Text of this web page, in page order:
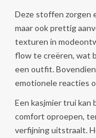
Deze stoffen zorgen
maar ook prettig
texturen in
flow te creëren, wat
een outfit.
emotionele reacties
Een kasjmier trui kan
comfort oproepen,
verfijning uitstraalt.